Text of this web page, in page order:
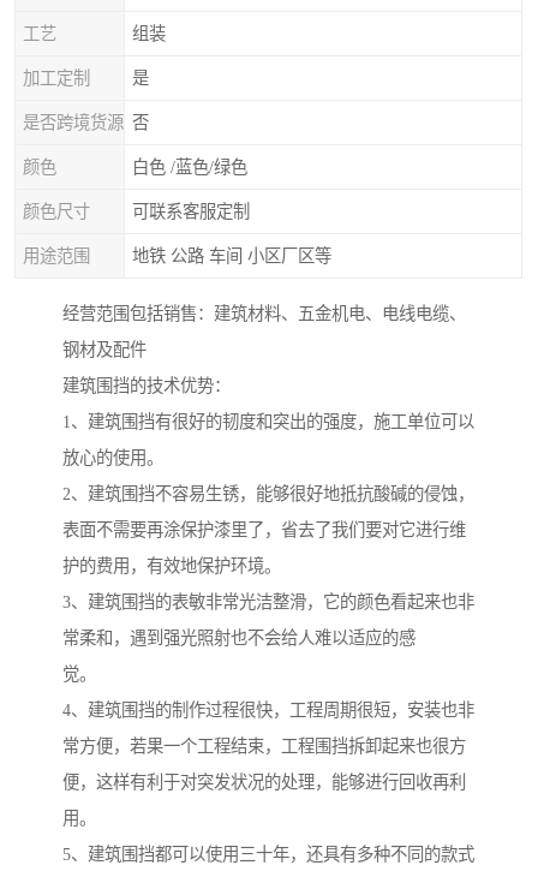
工艺 组装
加工定制 是
是否跨境货源 否
颜色 白色 /蓝色/绿色
颜色尺寸 可联系客服定制
用途范围 地铁 公路 车间 小区厂区等
经营范围包括销售：建筑材料、五金机电、电线电缆、
钢材及配件
建筑围挡的技术优势：
1、建筑围挡有很好的韧度和突出的强度，施工单位可以
放心的使用。
2、建筑围挡不容易生锈，能够很好地抵抗酸碱的侵蚀，
表面不需要再涂保护漆里了，省去了我们要对它进行维
护的费用，有效地保护环境。
3、建筑围挡的表敏非常光洁整滑，它的颜色看起来也非
常柔和，遇到强光照射也不会给人难以适应的感
觉。
4、建筑围挡的制作过程很快，工程周期很短，安装也非
常方便，若果一个工程结束，工程围挡拆卸起来也很方
便，这样有利于对突发状况的处理，能够进行回收再利
用。
5、建筑围挡都可以使用三十年，还具有多种不同的款式